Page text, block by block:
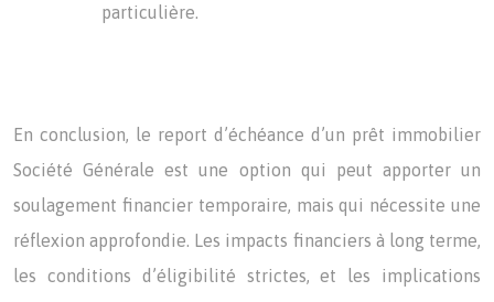
particulière.
En conclusion, le report d’échéance d’un prêt immobilier
Société Générale est une option qui peut apporter un
soulagement financier temporaire, mais qui nécessite une
réflexion approfondie. Les impacts financiers à long terme,
les conditions d’éligibilité strictes, et les implications